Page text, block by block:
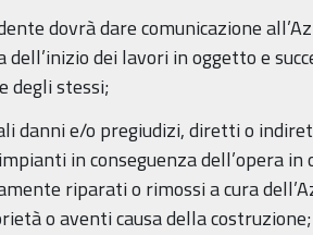
dovrà dare comunicazione
dei lavori in oggetto e
degli stessi;
danni e/o pregiudizi, diretti o
in conseguenza dell’opera
riparati o rimossi a cura
o aventi causa della